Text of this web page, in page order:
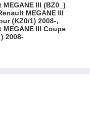
MEGANE III (BZ0_)
MEGANE III
(KZ0/1) 2008-,
MEGANE III Coupe
2008-